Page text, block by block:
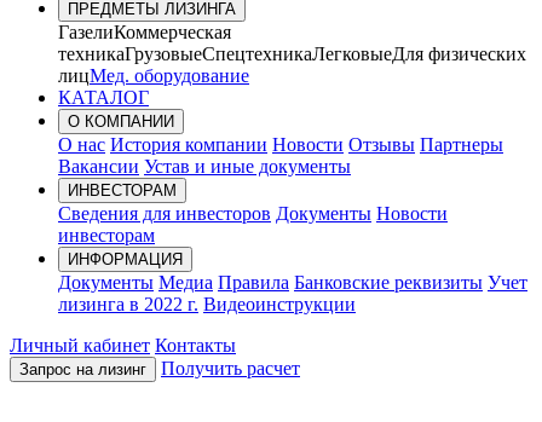
ПРЕДМЕТЫ ЛИЗИНГА
ГазелиКоммерческая
техникаГрузовыеСпецтехникаЛегковыеДля физических
лицМед. оборудование
КАТАЛОГ
О КОМПАНИИ
О нас История компании Новости Отзывы Партнеры
Вакансии Устав и иные документы
ИНВЕСТОРАМ
Сведения для инвесторов Документы Новости
инвесторам
ИНФОРМАЦИЯ
Документы Медиа Правила Банковские реквизиты Учет
лизинга в 2022 г. Видеоинструкции
Личный кабинет Контакты
Запрос на лизинг Получить расчет